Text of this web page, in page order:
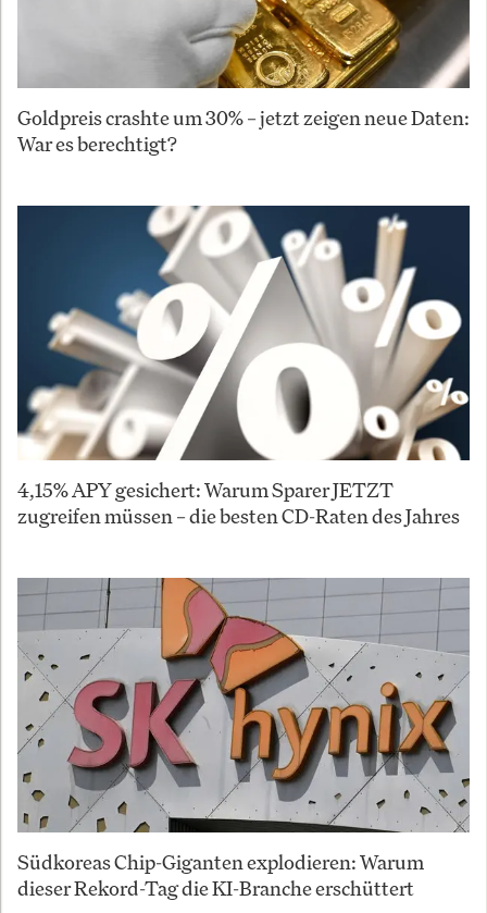
Goldpreis crashte um 30% – jetzt zeigen neue Daten:
War es berechtigt?
4,15% APY gesichert: Warum Sparer JETZT
zugreifen müssen – die besten CD-Raten des Jahres
Südkoreas Chip-Giganten explodieren: Warum
dieser Rekord-Tag die KI-Branche erschüttert